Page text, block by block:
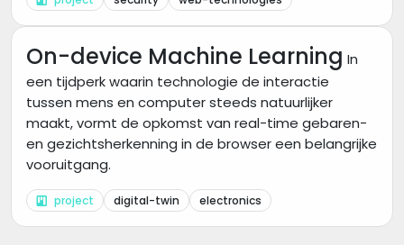
On-device Machine Learning In
een tijdperk waarin technologie de interactie
tussen mens en computer steeds natuurlijker
maakt, vormt de opkomst van real-time gebaren-
en gezichtsherkenning in de browser een belangrijke
vooruitgang.
project digital-twin electronics